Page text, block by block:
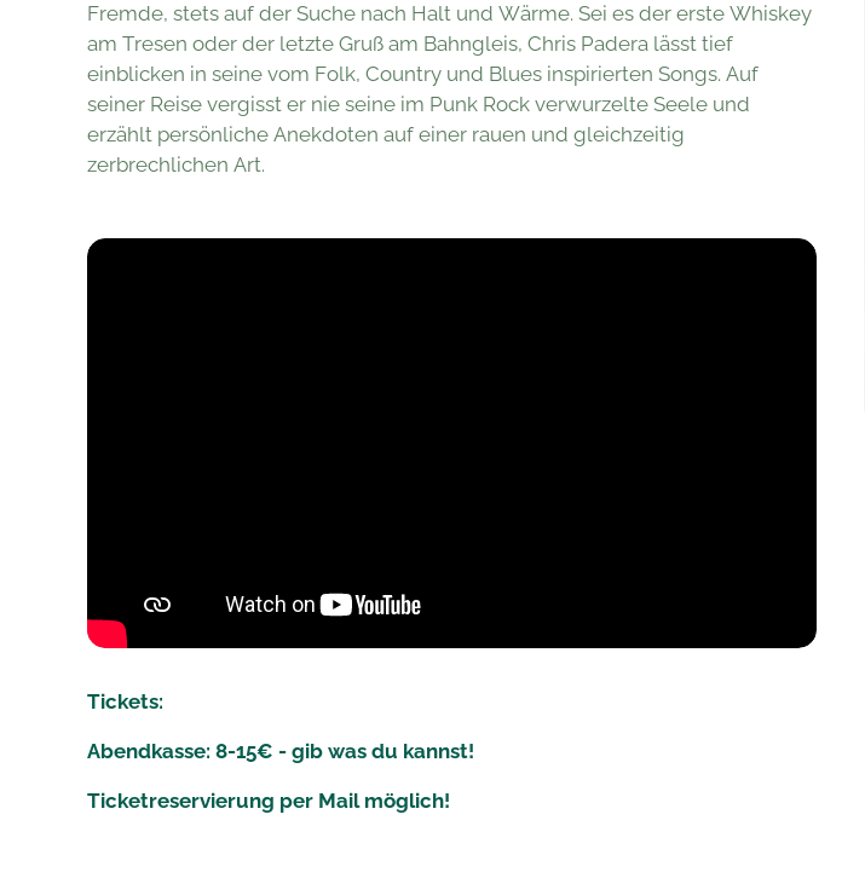
Fremde, stets auf der Suche nach Halt und Wärme. Sei es der erste Whiskey
am Tresen oder der letzte Gruß am Bahngleis, Chris Padera lässt tief
einblicken in seine vom Folk, Country und Blues inspirierten Songs. Auf
seiner Reise vergisst er nie seine im Punk Rock verwurzelte Seele und
erzählt persönliche Anekdoten auf einer rauen und gleichzeitig
zerbrechlichen Art.
Tickets:
Abendkasse: 8-15€ - gib was du kannst!
Ticketreservierung per Mail möglich!